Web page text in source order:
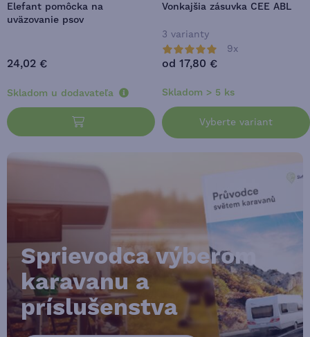
Elefant pomôcka na
uväzovanie psov
24,02 €
Skladom u dodavateľa
Vonkajšia zásuvka CEE ABL
3 varianty
9x
od 17,80 €
Skladom > 5 ks
Vyberte variant
Sprievodca výberom
karavanu a
príslušenstva